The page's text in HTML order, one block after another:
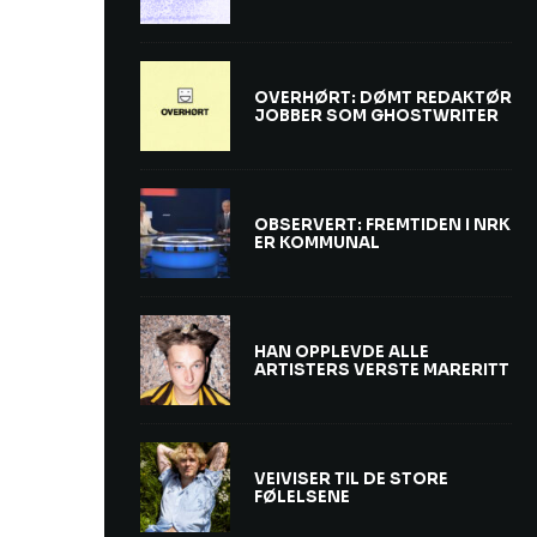
OVERHØRT: DØMT REDAKTØR
JOBBER SOM GHOSTWRITER
OBSERVERT: FREMTIDEN I NRK
ER KOMMUNAL
HAN OPPLEVDE ALLE
ARTISTERS VERSTE MARERITT
VEIVISER TIL DE STORE
FØLELSENE